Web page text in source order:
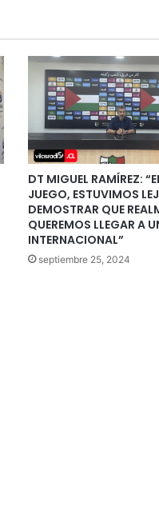
DT MIGUEL RAMÍREZ:
JUEGO, ESTUVIMOS
DEMOSTRAR QUE
QUEREMOS LLEGAR A
INTERNACIONAL”
septiembre 25, 2024